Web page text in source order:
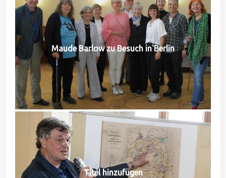
Maude Barlow zu Besuch in Berlin
Titel hinzufügen